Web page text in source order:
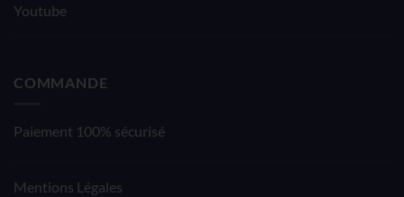
Youtube
COMMANDE
Paiement 100% sécurisé
Mentions Légales